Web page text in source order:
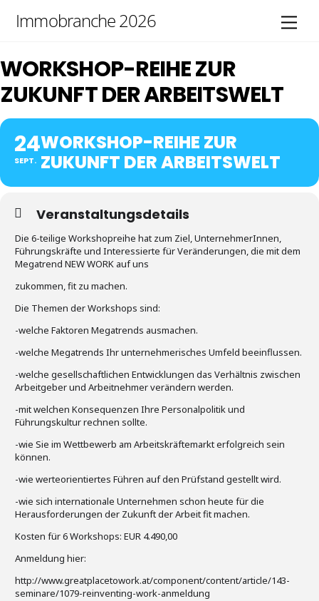
Immobranche 2026
WORKSHOP-REIHE ZUR
ZUKUNFT DER ARBEITSWELT
24
SEPT.
WORKSHOP-REIHE ZUR
ZUKUNFT DER ARBEITSWELT
Veranstaltungsdetails
Die 6-teilige Workshopreihe hat zum Ziel, UnternehmerInnen,
Führungskräfte und Interessierte für Veränderungen, die mit dem
Megatrend NEW WORK auf uns
zukommen, fit zu machen.
Die Themen der Workshops sind:
-welche Faktoren Megatrends ausmachen.
-welche Megatrends Ihr unternehmerisches Umfeld beeinflussen.
-welche gesellschaftlichen Entwicklungen das Verhältnis zwischen
Arbeitgeber und Arbeitnehmer verändern werden.
-mit welchen Konsequenzen Ihre Personalpolitik und
Führungskultur rechnen sollte.
-wie Sie im Wettbewerb am Arbeitskräftemarkt erfolgreich sein
können.
-wie werteorientiertes Führen auf den Prüfstand gestellt wird.
-wie sich internationale Unternehmen schon heute für die
Herausforderungen der Zukunft der Arbeit fit machen.
Kosten für 6 Workshops: EUR 4.490,00
Anmeldung hier:
http://www.greatplacetowork.at/component/content/article/143-
seminare/1079-reinventing-work-anmeldung